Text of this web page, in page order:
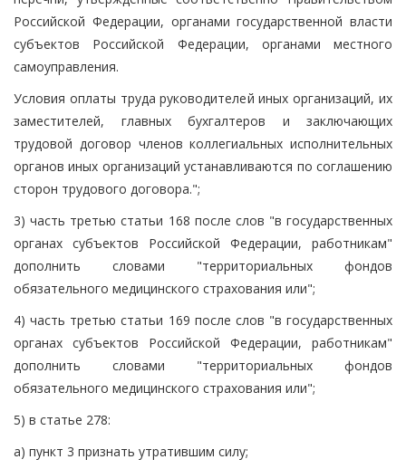
Российской Федерации, органами государственной власти
субъектов Российской Федерации, органами местного
самоуправления.
Условия оплаты труда руководителей иных организаций, их
заместителей, главных бухгалтеров и заключающих
трудовой договор членов коллегиальных исполнительных
органов иных организаций устанавливаются по соглашению
сторон трудового договора.";
3) часть третью статьи 168 после слов "в государственных
органах субъектов Российской Федерации, работникам"
дополнить словами "территориальных фондов
обязательного медицинского страхования или";
4) часть третью статьи 169 после слов "в государственных
органах субъектов Российской Федерации, работникам"
дополнить словами "территориальных фондов
обязательного медицинского страхования или";
5) в статье 278:
а) пункт 3 признать утратившим силу;